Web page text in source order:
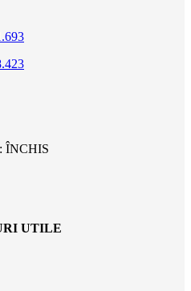
ÎNCHIS
UTILE